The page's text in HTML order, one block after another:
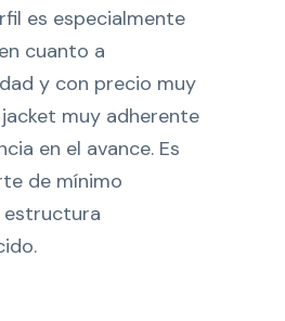
es especialmente
cuanto a
y con precio muy
muy adherente
en el avance. Es
de mínimo
estructura